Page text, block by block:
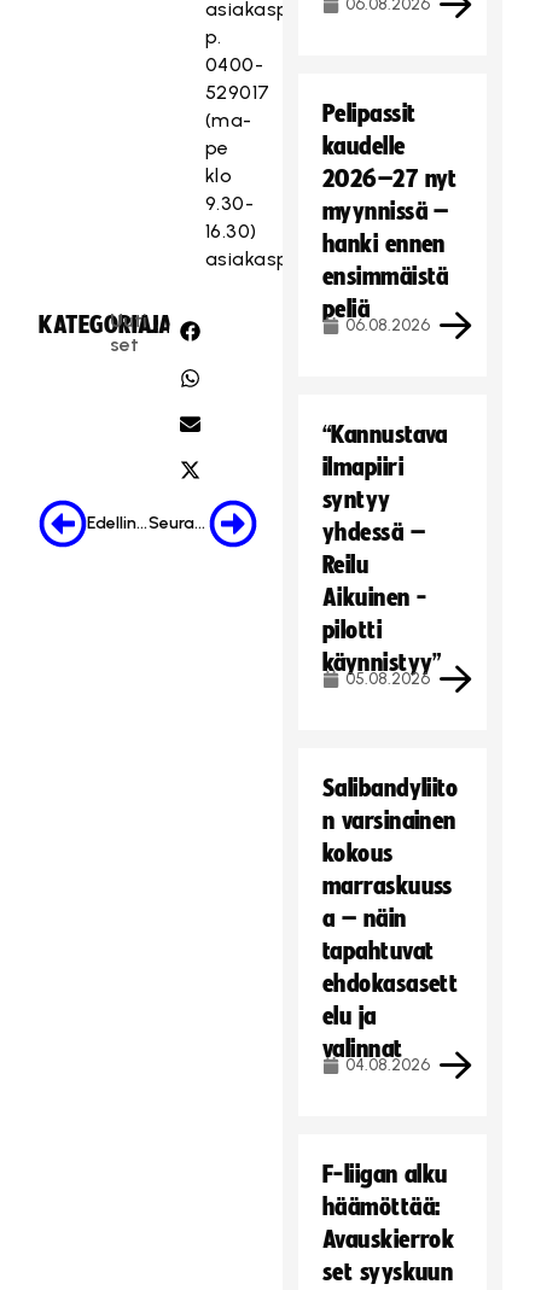
asiakaspalvelu
p.
0400-
529017
(ma-
pe
klo
9.30-
16.30)
asiakaspalvelu(at)salibandy.fi
KATEGORIA:
Uuti
set
JAA:
Edellinen Seuraava
06.08.2026
Pelipassit
kaudelle
2026–27 nyt
myynnissä –
hanki ennen
ensimmäistä
peliä
06.08.2026
“Kannustava
ilmapiiri
syntyy
yhdessä –
Reilu
Aikuinen -
pilotti
käynnistyy”
05.08.2026
Salibandyliito
n varsinainen
kokous
marraskuuss
a – näin
tapahtuvat
ehdokasasett
elu ja
valinnat
04.08.2026
F-liigan alku
häämöttää:
Avauskierrok
set syyskuun